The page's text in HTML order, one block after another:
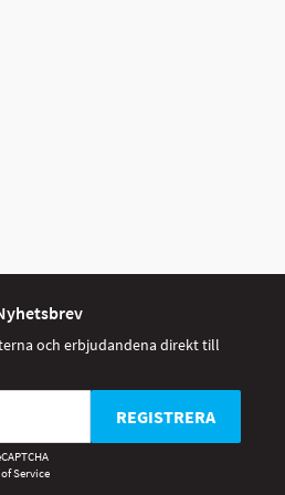
och erbjudandena direkt till
REGISTRERA
Service